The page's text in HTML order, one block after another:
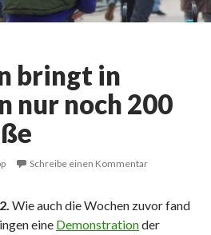
bringt in
nur noch 200
Schreibe einen Kommentar
Wie auch die Wochen zuvor fand
eine Demonstrationder